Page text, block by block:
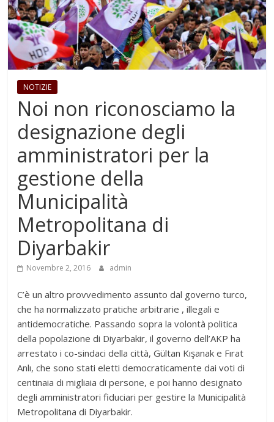
NOTIZIE
Noi non riconosciamo la
designazione degli
amministratori per la
gestione della
Municipalità
Metropolitana di
Diyarbakir
Novembre 2, 2016 admin
C’è un altro provvedimento assunto dal governo turco,
che ha normalizzato pratiche arbitrarie , illegali e
antidemocratiche. Passando sopra la volontà politica
della popolazione di Diyarbakir, il governo dell’AKP ha
arrestato i co-sindaci della città, Gültan Kışanak e Fırat
Anlı, che sono stati eletti democraticamente dai voti di
centinaia di migliaia di persone, e poi hanno designato
degli amministratori fiduciari per gestire la Municipalità
Metropolitana di Diyarbakir.